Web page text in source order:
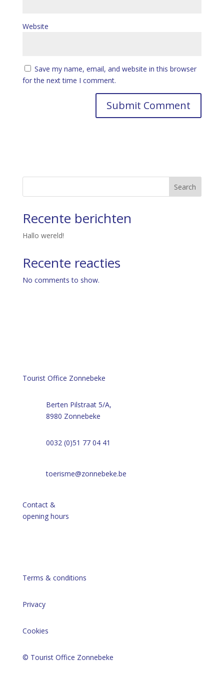
Website
Save my name, email, and website in this browser
for the next time I comment.
Search
Recente berichten
Hallo wereld!
Recente reacties
No comments to show.
Tourist Office Zonnebeke
Berten Pilstraat 5/A,
8980 Zonnebeke
0032 (0)51 77 04 41
toerisme@zonnebeke.be
Contact &
opening hours
Terms & conditions
Privacy
Cookies
© Tourist Office Zonnebeke